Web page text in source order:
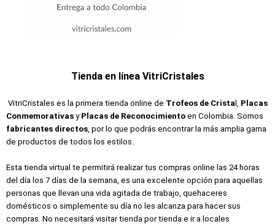
Tienda en línea VitriCristales
VitriCristales es la primera tienda online de Trofeos de Crista l, Placas
Conmemorativas y Placas de Reconocimiento en Colombia. Somos
fabricantes directos, por lo que podrás encontrar la más amplia gama
de productos de todos los estilos.
Esta tienda virtual te permitirá realizar tus compras online las 24 horas
del día los 7 días de la semana, es una excelente opción para aquellas
personas que llevan una vida agitada de trabajo, quehaceres
domésticos o simplemente su día no les alcanza para hacer sus
compras. No necesitará visitar tienda por tienda e ir a locales